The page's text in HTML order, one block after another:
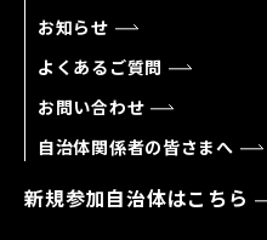
お知らせ
よくあるご質問
お問い合わせ
自治体関係者の皆さまへ
新規参加自治体はこちら